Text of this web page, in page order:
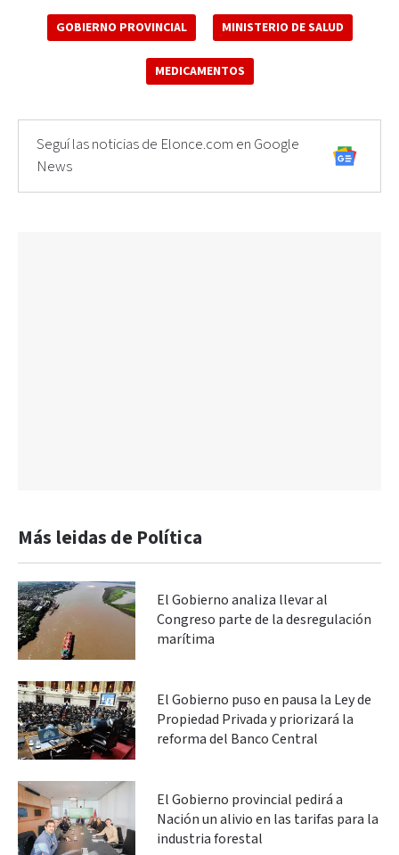
GOBIERNO PROVINCIAL MINISTERIO DE SALUD
MEDICAMENTOS
Seguí las noticias de Elonce.com en Google
News
Más leidas de Política
El Gobierno analiza llevar al
Congreso parte de la desregulación
marítima
El Gobierno puso en pausa la Ley de
Propiedad Privada y priorizará la
reforma del Banco Central
El Gobierno provincial pedirá a
Nación un alivio en las tarifas para la
industria forestal